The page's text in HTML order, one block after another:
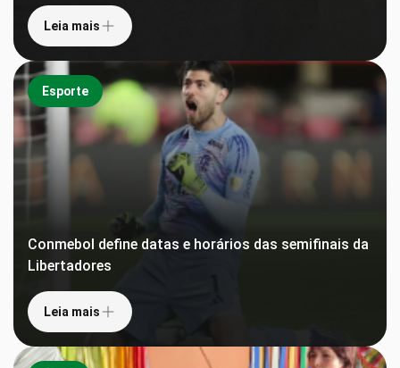
Leia mais
Esporte
Conmebol define datas e horários das semifinais da
Libertadores
Leia mais